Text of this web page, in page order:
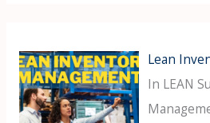
Lean
In LEAN